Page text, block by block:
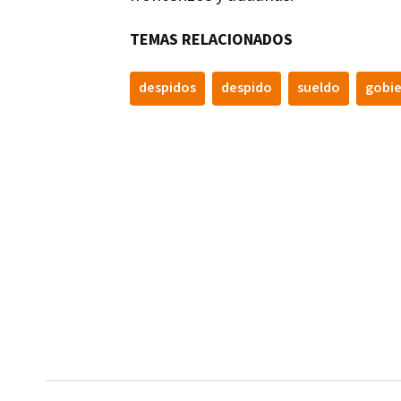
TEMAS RELACIONADOS
despidos despido sueldo